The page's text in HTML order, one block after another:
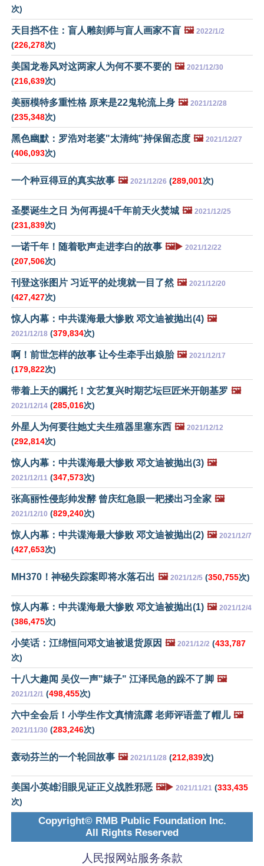
次)
天目挡不住：盲人雕刻师与盲人画家不盲 🖼️ 2022/1/2
(226,278次)
美国龙卷风对这两家人为何不要不要的 🖼️ 2021/12/30
(216,639次)
美丽模特多重性格 原来是22鬼轮流上身 🖼️ 2021/12/28
(235,348次)
黑色幽默：罗浩对老婆"太清纯"持保留态度 🖼️ 2021/12/27
(406,093次)
一个种豆得豆的真实故事 🖼️ 2021/12/26 (289,001次)
圣婴诞生之日 为何再提4千年前天火焚城 🖼️ 2021/12/25
(231,839次)
一诺千年！随着歌声走进李白的故事 🖼️▶️ 2021/12/22
(207,506次)
刊登这张图片 习近平的处境就一目了然 🖼️ 2021/12/20
(427,427次)
惊人内幕：中共谍海最大惨败 邓文迪被抛出(4) 🖼️
2021/12/18 (379,834次)
啊！前世怎样的故事 让今生牵手出娘胎 🖼️ 2021/12/17
(179,822次)
带着上天的嘱托！文艺复兴时期艺坛巨匠米开朗基罗 🖼️
2021/12/14 (285,016次)
外星人为何要往她丈夫生殖器里塞东西 🖼️ 2021/12/12
(292,814次)
惊人内幕：中共谍海最大惨败 邓文迪被抛出(3) 🖼️
2021/12/11 (347,573次)
张高丽性侵彭帅发酵 曾庆红急眼一耙搂出习全家 🖼️
2021/12/10 (829,240次)
惊人内幕：中共谍海最大惨败 邓文迪被抛出(2) 🖼️ 2021/12/7
(427,653次)
MH370！神秘失踪案即将水落石出 🖼️ 2021/12/5 (350,755次)
惊人内幕：中共谍海最大惨败 邓文迪被抛出(1) 🖼️ 2021/12/4
(386,475次)
小笑话：江绵恒问邓文迪被退货原因 🖼️ 2021/12/2 (433,787
次)
十八大趣闻 吴仪一声"婊子" 江泽民急的跺不了脚 🖼️
2021/12/1 (498,455次)
六中全会后！小学生作文真情流露 老师评语盖了帽儿 🖼️
2021/11/30 (283,246次)
轰动芬兰的一个轮回故事 🖼️ 2021/11/28 (212,839次)
美国小英雄泪眼见证正义战胜邪恶 🖼️▶️ 2021/11/21 (333,435
次)
Copyright© RMB Public Foundation Inc.
All Rights Reserved
人民报网站服务条款